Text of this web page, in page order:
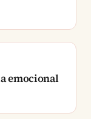
emocional